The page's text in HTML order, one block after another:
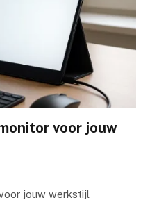
voor jouw
jouw werkstijl